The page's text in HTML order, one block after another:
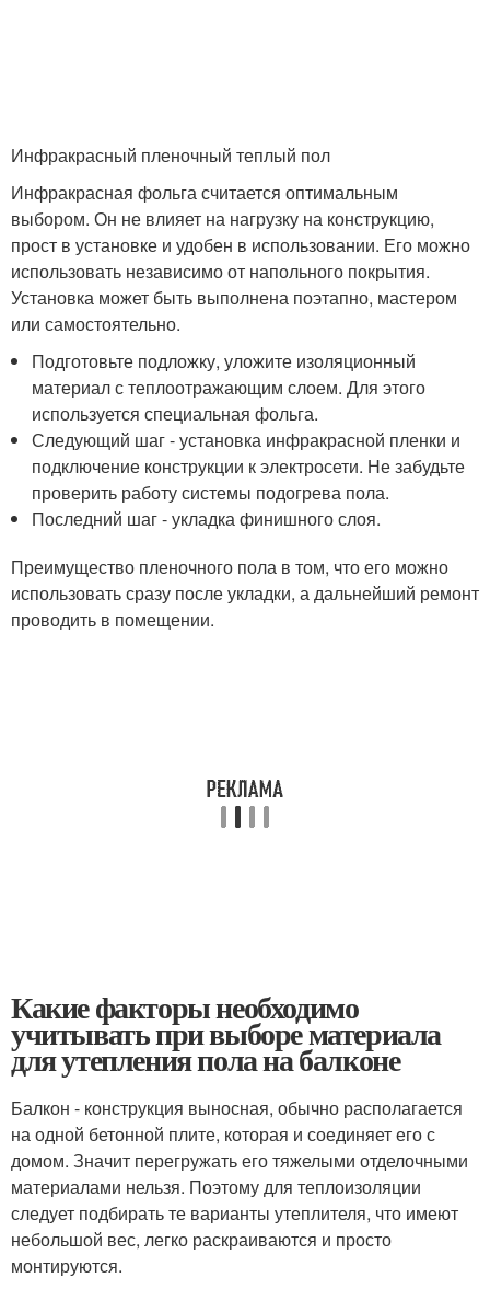
Инфракрасный пленочный теплый пол
Инфракрасная фольга считается оптимальным
выбором. Он не влияет на нагрузку на конструкцию,
прост в установке и удобен в использовании. Его можно
использовать независимо от напольного покрытия.
Установка может быть выполнена поэтапно, мастером
или самостоятельно.
Подготовьте подложку, уложите изоляционный
материал с теплоотражающим слоем. Для этого
используется специальная фольга.
Следующий шаг - установка инфракрасной пленки и
подключение конструкции к электросети. Не забудьте
проверить работу системы подогрева пола.
Последний шаг - укладка финишного слоя.
Преимущество пленочного пола в том, что его можно
использовать сразу после укладки, а дальнейший ремонт
проводить в помещении.
Какие факторы необходимо
учитывать при выборе материала
для утепления пола на балконе
Балкон - конструкция выносная, обычно располагается
на одной бетонной плите, которая и соединяет его с
домом. Значит перегружать его тяжелыми отделочными
материалами нельзя. Поэтому для теплоизоляции
следует подбирать те варианты утеплителя, что имеют
небольшой вес, легко раскраиваются и просто
монтируются.